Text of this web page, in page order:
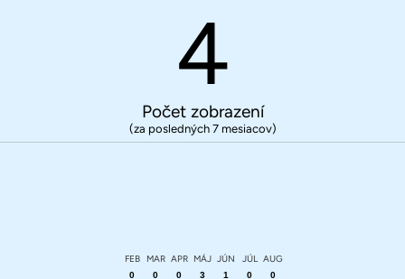
4
Počet zobrazení
(za posledných 7 mesiacov)
FEB
0
MAR
0
APR
0
MÁJ
3
JÚN
1
JÚL
0
AUG
0